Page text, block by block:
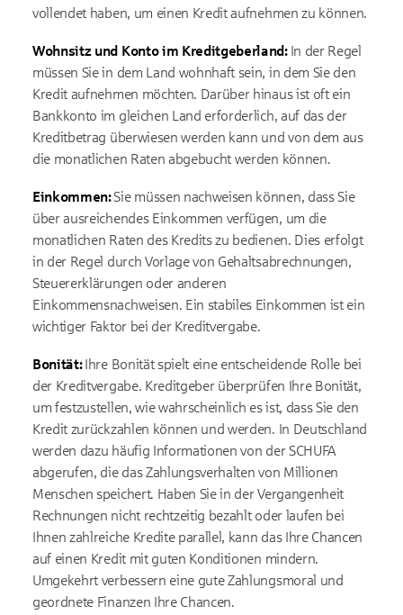
vollendet haben, um einen Kredit aufnehmen zu können.
Wohnsitz und Konto im Kreditgeberland:In der Regel
müssen Sie in dem Land wohnhaft sein, in dem Sie den
Kredit aufnehmen möchten. Darüber hinaus ist oft ein
Bankkonto im gleichen Land erforderlich, auf das der
Kreditbetrag überwiesen werden kann und von dem aus
die monatlichen Raten abgebucht werden können.
Einkommen:Sie müssen nachweisen können, dass Sie
über ausreichendes Einkommen verfügen, um die
monatlichen Raten des Kredits zu bedienen. Dies erfolgt
in der Regel durch Vorlage von Gehaltsabrechnungen,
Steuererklärungen oder anderen
Einkommensnachweisen. Ein stabiles Einkommen ist ein
wichtiger Faktor bei der Kreditvergabe.
Bonität:Ihre Bonität spielt eine entscheidende Rolle bei
der Kreditvergabe. Kreditgeber überprüfen Ihre Bonität,
um festzustellen, wie wahrscheinlich es ist, dass Sie den
Kredit zurückzahlen können und werden. In Deutschland
werden dazu häufig Informationen von der SCHUFA
abgerufen, die das Zahlungsverhalten von Millionen
Menschen speichert. Haben Sie in der Vergangenheit
Rechnungen nicht rechtzeitig bezahlt oder laufen bei
Ihnen zahlreiche Kredite parallel, kann das Ihre Chancen
auf einen Kredit mit guten Konditionen mindern.
Umgekehrt verbessern eine gute Zahlungsmoral und
geordnete Finanzen Ihre Chancen.